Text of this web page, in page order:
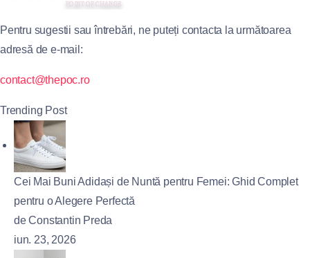
Pentru sugestii sau întrebări, ne puteți contacta la următoarea
adresă de e-mail:
contact@thepoc.ro
Trending Post
Cei Mai Buni Adidași de Nuntă pentru Femei: Ghid Complet
pentru o Alegere Perfectă
de Constantin Preda
iun. 23, 2026